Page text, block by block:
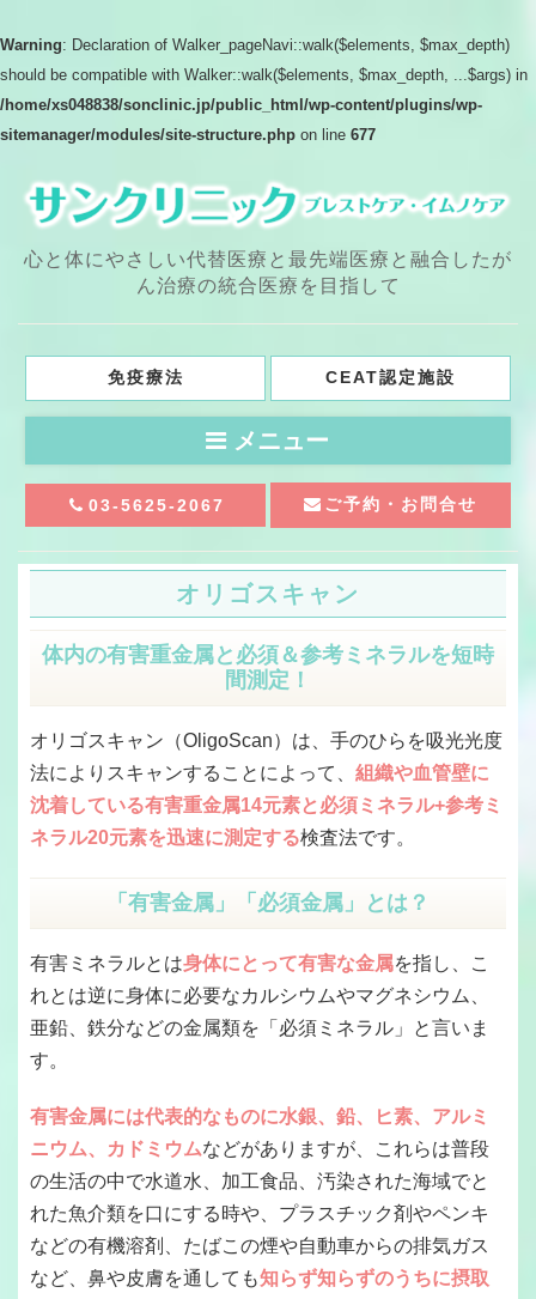
Warning: Declaration of Walker_pageNavi::walk($elements, $max_depth)
should be compatible with Walker::walk($elements, $max_depth, ...$args) in
/home/xs048838/sonclinic.jp/public_html/wp-content/plugins/wp-
sitemanager/modules/site-structure.php on line 677
心と体にやさしい代替医療と最先端医療と融合したが
ん治療の統合医療を目指して
免疫療法 CEAT認定施設
メニュー
03-5625-2067 ご予約・お問合せ
オリゴスキャン
体内の有害重金属と必須＆参考ミネラルを短時
間測定！
オリゴスキャン（OligoScan）は、手のひらを吸光光度
法によりスキャンすることによって、 組織や血管壁に
沈着している有害重金属14元素と必須ミネラル+参考ミ
ネラル20元素を迅速に測定する検査法です。
「有害金属」「必須金属」とは？
有害ミネラルとは身体にとって有害な金属を指し、こ
れとは逆に身体に必要なカルシウムやマグネシウム、
亜鉛、鉄分などの金属類を「必須ミネラル」と言いま
す。
有害金属には代表的なものに水銀、鉛、ヒ素、アルミ
ニウム、カドミウムなどがありますが、これらは普段
の生活の中で水道水、加工食品、汚染された海域でと
れた魚介類を口にする時や、プラスチック剤やペンキ
などの有機溶剤、たばこの煙や自動車からの排気ガス
など、鼻や皮膚を通しても知らず知らずのうちに摂取